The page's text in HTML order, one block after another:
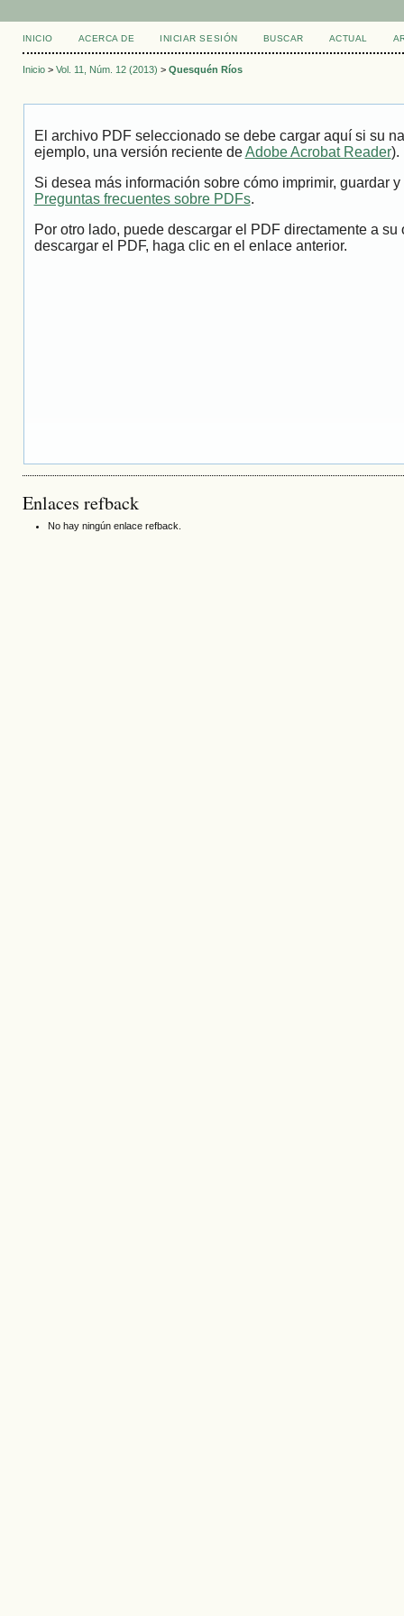
INICIO ACERCA DE INICIAR SESIÓN BUSCAR ACTUAL
Inicio> Vol. 11, Núm. 12 (2013) > Quesquén Ríos
El archivo PDF seleccionado se debe cargar aquí si su
ejemplo, una versión reciente deAdobe Acrobat Reader).
Si desea más información sobre cómo imprimir, guardar
Preguntas frecuentes sobre PDFs.
Por otro lado, puede descargar el PDF directamente a
descargar el PDF, haga clic en el enlace anterior.
Enlaces refback
No hay ningún enlace refback.